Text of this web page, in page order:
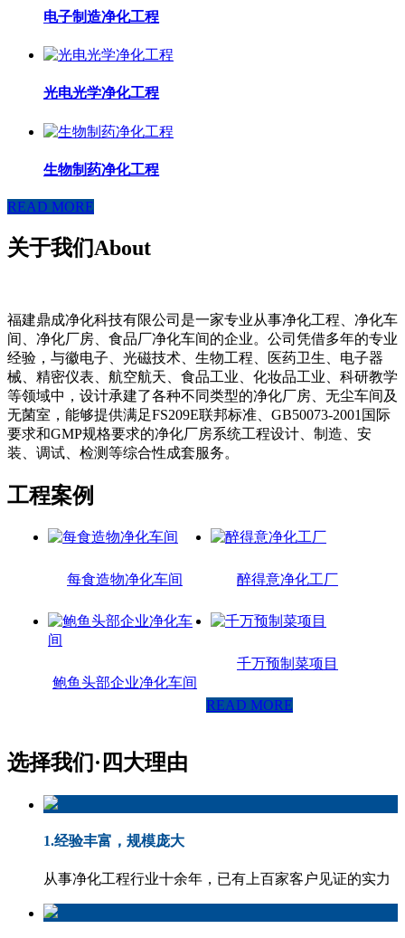
电子制造净化工程
光电光学净化工程
生物制药净化工程
READ MORE
关于我们About
福建鼎成净化科技有限公司是一家专业从事净化工程、净化车
间、净化厂房、食品厂净化车间的企业。公司凭借多年的专业
经验，与徽电子、光磁技术、生物工程、医药卫生、电子器
械、精密仪表、航空航天、食品工业、化妆品工业、科研教学
等领域中，设计承建了各种不同类型的净化厂房、无尘车间及
无菌室，能够提供满足FS209E联邦标准、GB50073-2001国际
要求和GMP规格要求的净化厂房系统工程设计、制造、安
装、调试、检测等综合性成套服务。
工程案例
每食造物净化车间 醉得意净化工厂
鲍鱼头部企业净化车间
千万预制菜项目
READ MORE
选择我们· 四大理由
1.经验丰富，规模庞大
从事净化工程行业十余年，已有上百家客户见证的实力